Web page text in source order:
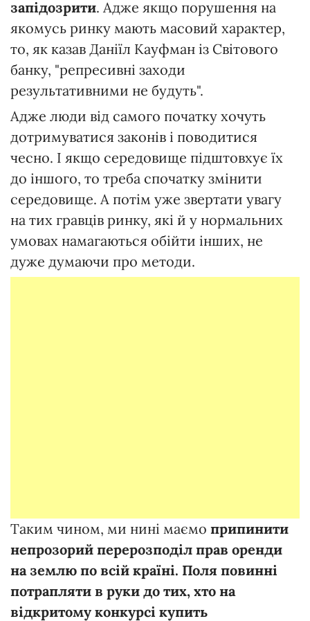
запідозрити. Адже якщо порушення на
якомусь ринку мають масовий характер,
то, як казав Даніїл Кауфман із Світового
банку, "репресивні заходи
результативними не будуть".
Адже люди від самого початку хочуть
дотримуватися законів і поводитися
чесно. І якщо середовище підштовхує їх
до іншого, то треба спочатку змінити
середовище. А потім уже звертати увагу
на тих гравців ринку, які й у нормальних
умовах намагаються обійти інших, не
дуже думаючи про методи.
Таким чином, ми нині маємо припинити
непрозорий перерозподіл прав оренди
на землю по всій країні. Поля повинні
потрапляти в руки до тих, хто на
відкритому конкурсі купить